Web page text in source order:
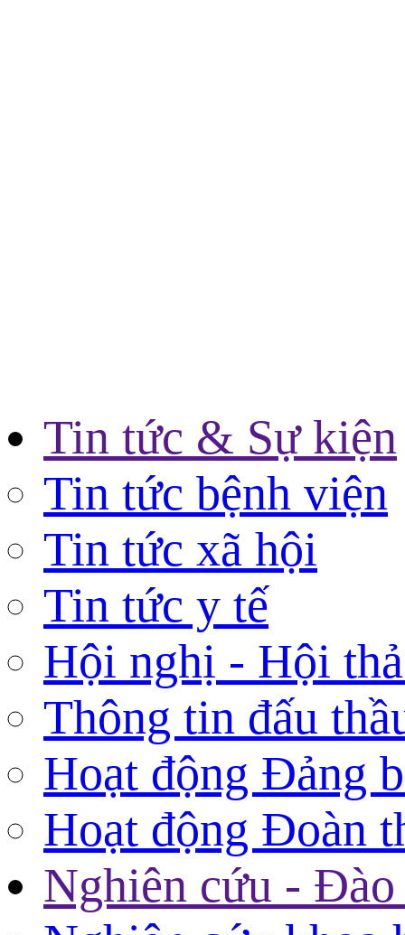
Tin tức & Sự kiện
Tin tức bệnh viện
Tin tức xã hội
Tin tức y tế
Hội nghị - Hội
Thông tin đấu
Hoạt động Đảng
Hoạt động Đoàn
Nghiên cứu - Đào